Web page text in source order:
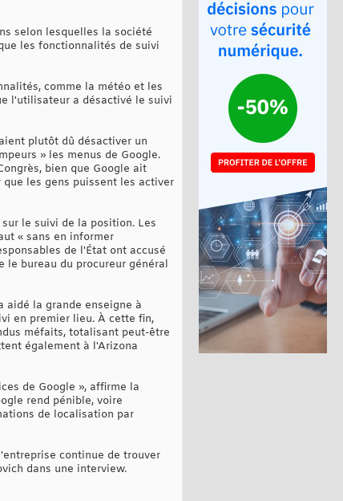
selon lesquelles la société
les fonctionnalités de suivi
comme la météo et les
l'utilisateur a désactivé le suivi
plutôt dû désactiver un
» les menus de Google.
bien que Google ait
les gens puissent les activer
le suivi de la position. Les
« sans en informer
de l'État ont accusé
le bureau du procureur général
aidé la grande enseigne à
en premier lieu. À cette fin,
méfaits, totalisant peut-être
également à l'Arizona
de Google », affirme la
rend pénible, voire
de localisation par
continue de trouver
dans une interview.